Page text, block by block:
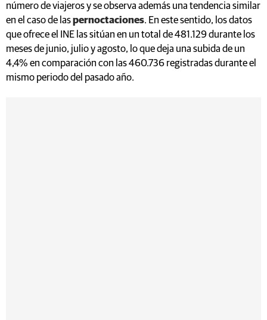
número de viajeros y se observa además una tendencia similar
en el caso de laspernoctaciones. En este sentido, los datos
que ofrece el INE las sitúan en un total de 481.129 durante los
meses de junio, julio y agosto, lo que deja una subida de un
4,4% en comparación con las 460.736 registradas durante el
mismo periodo del pasado año.